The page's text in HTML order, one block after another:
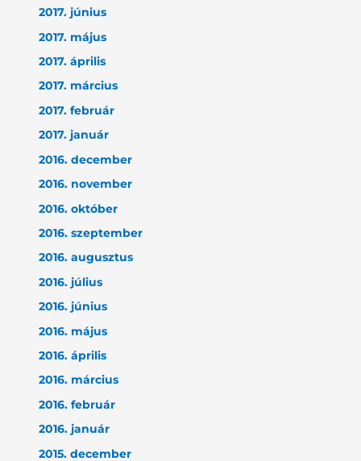
2017. június
2017. május
2017. április
2017. március
2017. február
2017. január
2016. december
2016. november
2016. október
2016. szeptember
2016. augusztus
2016. július
2016. június
2016. május
2016. április
2016. március
2016. február
2016. január
2015. december